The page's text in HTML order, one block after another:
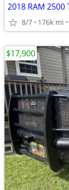
8/7 176k mi
$17,900